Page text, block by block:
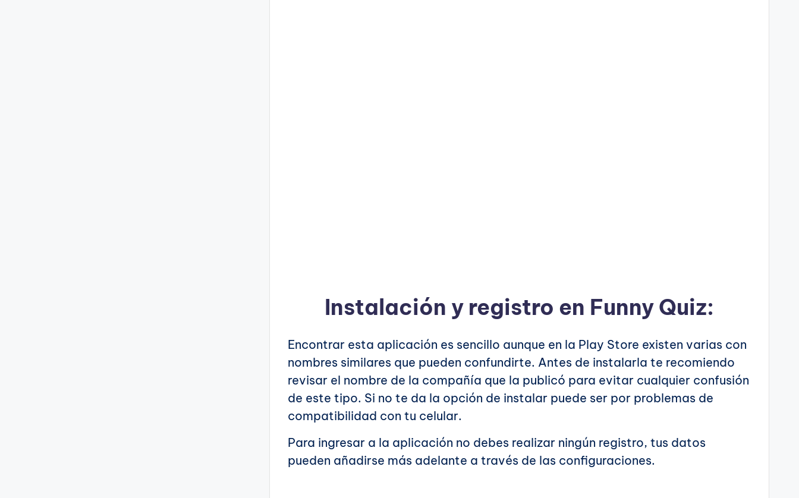
Instalación y registro en Funny Quiz:
Encontrar esta aplicación es sencillo aunque en la Play Store existen varias con
nombres similares que pueden confundirte. Antes de instalarla te recomiendo
revisar el nombre de la compañía que la publicó para evitar cualquier confusión
de este tipo. Si no te da la opción de instalar puede ser por problemas de
compatibilidad con tu celular.
Para ingresar a la aplicación no debes realizar ningún registro, tus datos
pueden añadirse más adelante a través de las configuraciones.